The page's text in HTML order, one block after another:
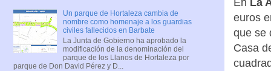
euros
que se
Casa
Un parque de Hortaleza cambia de
nombre como homenaje a los guardias
civiles fallecidos en Barbate
La Junta de Gobierno ha aprobado la
modificación de la denominación del
parque de los Llanos de Hortaleza por
parque de Don David Pérez y D...